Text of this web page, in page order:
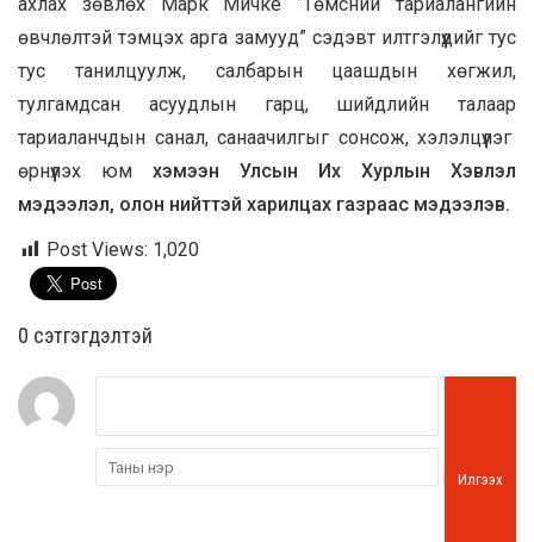
ахлах зөвлөх Марк Мичке “Төмсний тариалангийн
өвчлөлтэй тэмцэх арга замууд” сэдэвт илтгэлүүдийг тус
тус танилцуулж, салбарын цаашдын хөгжил,
тулгамдсан асуудлын гарц, шийдлийн талаар
тариаланчдын санал, санаачилгыг сонсож, хэлэлцүүлэг
өрнүүлэх юм хэмээн Улсын Их Хурлын Хэвлэл
мэдээлэл, олон нийттэй харилцах газраас мэдээлэв.
Post Views: 1,020
0 cэтгэгдэлтэй
Илгээх